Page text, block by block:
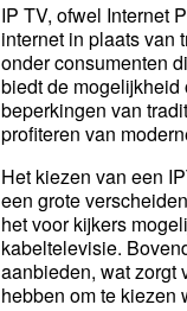
IP TV, ofwel Internet
internet in plaats van
onder consumenten
biedt de
beperkingen van
profiteren van
Het kiezen van een
een grote
het voor kijkers
kabeltelevisie.
aanbieden, wat zorgt
hebben om te kiezen